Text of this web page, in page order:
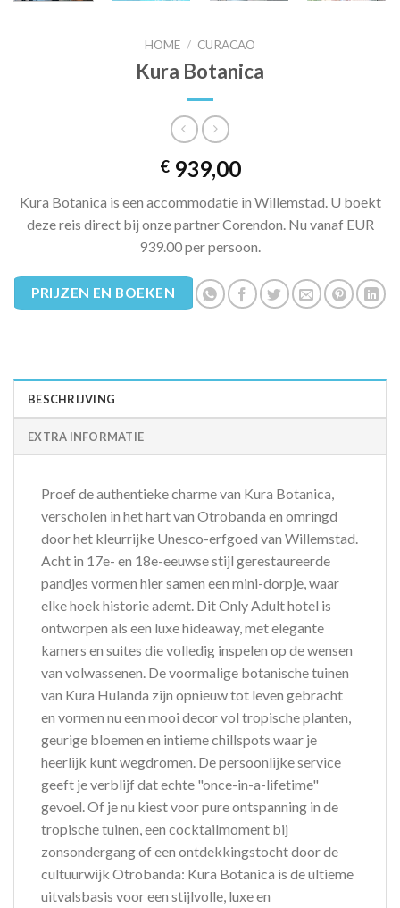
HOME / CURACAO
Kura Botanica
€939,00
Kura Botanica is een accommodatie in Willemstad. U boekt
deze reis direct bij onze partner Corendon. Nu vanaf EUR
939.00 per persoon.
PRIJZEN EN BOEKEN
BESCHRIJVING
EXTRA INFORMATIE
Proef de authentieke charme van Kura Botanica,
verscholen in het hart van Otrobanda en omringd
door het kleurrijke Unesco-erfgoed van Willemstad.
Acht in 17e- en 18e-eeuwse stijl gerestaureerde
pandjes vormen hier samen een mini-dorpje, waar
elke hoek historie ademt. Dit Only Adult hotel is
ontworpen als een luxe hideaway, met elegante
kamers en suites die volledig inspelen op de wensen
van volwassenen. De voormalige botanische tuinen
van Kura Hulanda zijn opnieuw tot leven gebracht
en vormen nu een mooi decor vol tropische planten,
geurige bloemen en intieme chillspots waar je
heerlijk kunt wegdromen. De persoonlijke service
geeft je verblijf dat echte "once-in-a-lifetime"
gevoel. Of je nu kiest voor pure ontspanning in de
tropische tuinen, een cocktailmoment bij
zonsondergang of een ontdekkingstocht door de
cultuurwijk Otrobanda: Kura Botanica is de ultieme
uitvalsbasis voor een stijlvolle, luxe en